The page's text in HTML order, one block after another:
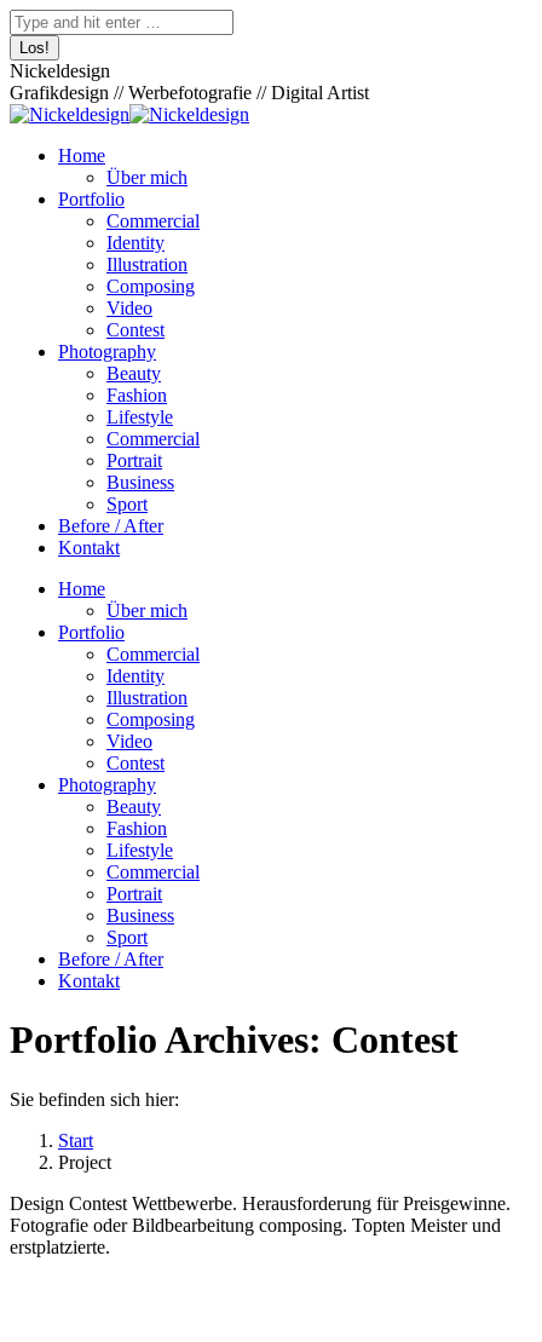
Zum
Inhalt
springen
Facebook
page
opens
in
new
window
Pinterest
page
opens
in
new
window
Skype
page
opens
in
new
window
500px
page
opens
in
new
window
XING
page
opens
in
new
window
Instagram
page
opens
in
new
window
YouTube
page
opens
in
new
window
Behance
page
opens
in
new
window
Search:
Nickeldesign
Grafikdesign // Werbefotografie // Digital Artist
Home
Über mich
Portfolio
Commercial
Identity
Illustration
Composing
Video
Contest
Photography
Beauty
Fashion
Lifestyle
Commercial
Portrait
Business
Sport
Before / After
Kontakt
Home
Über mich
Portfolio
Commercial
Identity
Illustration
Composing
Video
Contest
Photography
Beauty
Fashion
Lifestyle
Commercial
Portrait
Business
Sport
Before / After
Kontakt
Portfolio Archives: Contest
Sie befinden sich hier:
Start
Project
Design Contest Wettbewerbe. Herausforderung für Preisgewinne.
Fotografie oder Bildbearbeitung composing. Topten Meister und
erstplatzierte.